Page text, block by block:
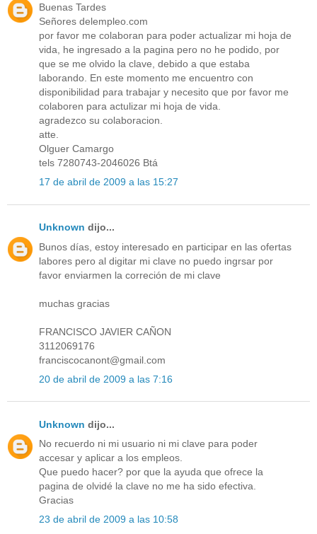
Buenas Tardes
Señores delempleo.com
por favor me colaboran para poder actualizar mi hoja de
vida, he ingresado a la pagina pero no he podido, por
que se me olvido la clave, debido a que estaba
laborando. En este momento me encuentro con
disponibilidad para trabajar y necesito que por favor me
colaboren para actulizar mi hoja de vida.
agradezco su colaboracion.
atte.
Olguer Camargo
tels 7280743-2046026 Btá
17 de abril de 2009 a las 15:27
Unknown dijo...
Bunos días, estoy interesado en participar en las ofertas
labores pero al digitar mi clave no puedo ingrsar por
favor enviarmen la correción de mi clave
muchas gracias
FRANCISCO JAVIER CAÑON
3112069176
franciscocanont@gmail.com
20 de abril de 2009 a las 7:16
Unknown dijo...
No recuerdo ni mi usuario ni mi clave para poder
accesar y aplicar a los empleos.
Que puedo hacer? por que la ayuda que ofrece la
pagina de olvidé la clave no me ha sido efectiva.
Gracias
23 de abril de 2009 a las 10:58